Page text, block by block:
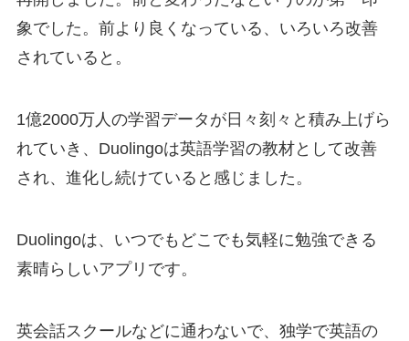
象でした。 前より良くなっている、いろいろ改善
されている と。
1億2000万人の学習データが日々刻々と積み上げら
れていき、Duolingoは英語学習の教材として改善
され、進化し続けていると感じました。
Duolingoは、いつでもどこでも気軽に勉強できる
素晴らしいアプリです。
英会話スクールなどに通わないで、独学で英語の